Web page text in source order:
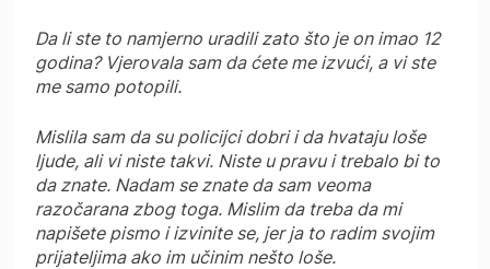
Da li ste to namjerno uradili zato što je on imao 12
godina? Vjerovala sam da ćete me izvući, a vi ste
me samo potopili.
Mislila sam da su policijci dobri i da hvataju loše
ljude, ali vi niste takvi. Niste u pravu i trebalo bi to
da znate. Nadam se znate da sam veoma
razočarana zbog toga. Mislim da treba da mi
napišete pismo i izvinite se, jer ja to radim svojim
prijateljima ako im učinim nešto loše.